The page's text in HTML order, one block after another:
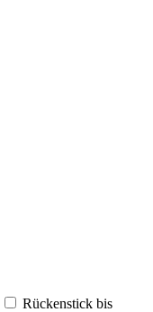
Rückenstick bis